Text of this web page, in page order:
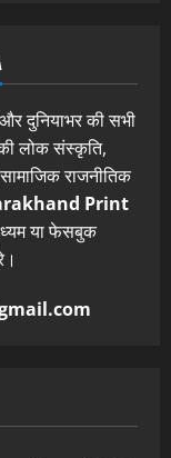
दुनियाभर की सभी
लोक संस्कृति,
राजनीतिक
Print
या फेसबुक